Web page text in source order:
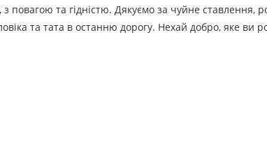
повагою та гідністю. Дякуємо за чуйне ставлення,
та тата в останню дорогу. Нехай добро, яке ви